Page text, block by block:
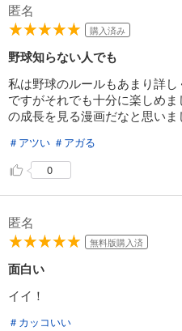
564円 (税込)
あらすじを表示する
BUNGO―ブンゴ―
564
BUNGO―ブンゴ―
匿名
購入済み
野球知らない人でも
私は野球のルールもあまり詳
ですがそれでも十分に楽しめ
の成長を見る漫画だなと思いま
＃アツい ＃アガる
0
匿名
無料版購入済
面白い
イイ！
＃カッコいい